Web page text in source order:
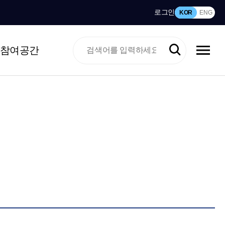
로그인 KOR ENG
참여공간